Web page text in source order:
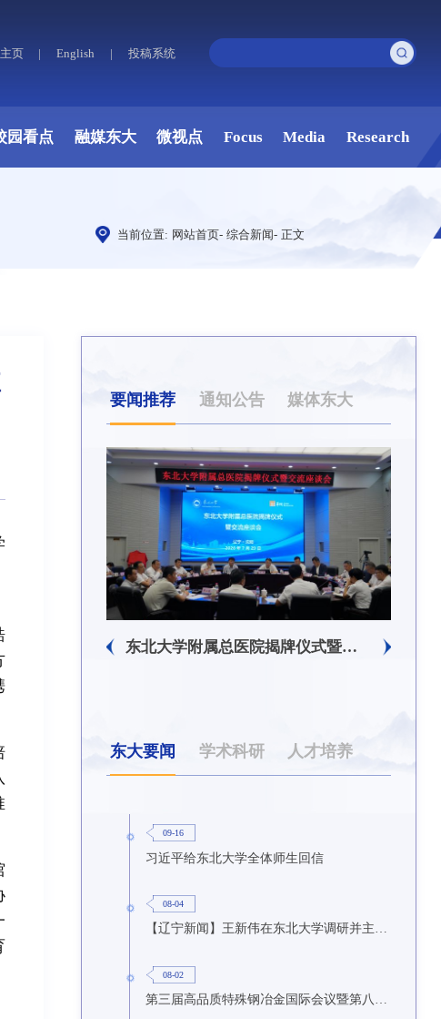
页 | English | 投稿系统
园看点 融媒东大 微视点 Focus Media Research
当前位置: 网站首页- 综合新闻- 正文
要闻推荐 通知公告 媒体东大
东北大学附属总医院揭牌仪式暨交流座谈会举行
东大要闻 学术科研 人才培养
09-16
习近平给东北大学全体师生回信
08-04
【辽宁新闻】王新伟在东北大学调研并主持召开座谈会
08-02